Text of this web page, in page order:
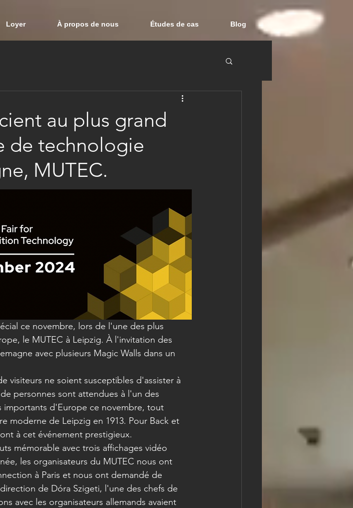
Loyer À propos de nous Études de cas Blog
au plus grand
de technologie
MUTEC.
ce novembre, lors de l'une des plus
le MUTEC à Leipzig. À l'invitation des
avec plusieurs Magic Walls dans un
visiteurs ne soient susceptibles d'assister à
personnes sont attendues à l'un des
importants d'Europe ce novembre, tout
moderne de Leipzig en 1913. Pour Back et
à cet événement prestigieux.
mémorable avec trois affichages vidéo
les organisateurs du MUTEC nous ont
à Paris et nous ont demandé de
de Dóra Szigeti, l'une des chefs de
avec les organisateurs allemands avaient